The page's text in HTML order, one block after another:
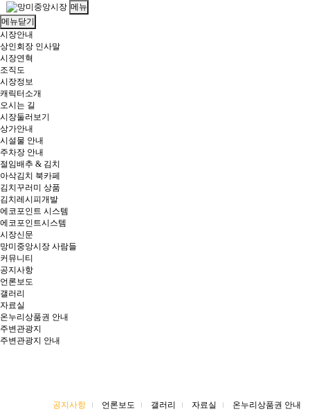
메뉴
메뉴닫기
시장안내
상인회장 인사말
시장연혁
조직도
시장정보
캐릭터소개
오시는 길
시장둘러보기
상가안내
시설물 안내
주차장 안내
절임배추 & 김치
아삭김치 북카페
김치꾸러미 상품
김치레시피개발
에코포인트 시스템
에코포인트시스템
시장신문
망미중앙시장 사람들
커뮤니티
공지사항
언론보도
갤러리
자료실
온누리상품권 안내
주변관광지
주변관광지 안내
공지사항 언론보도 갤러리 자료실 온누리상품권 안내